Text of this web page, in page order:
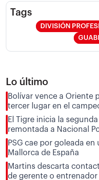
Tags
DIVISIÓN
Lo último
Bolívar vence a Oriente
tercer lugar en el
El Tigre inicia la
remontada a Nacional
PSG cae por goleada
Mallorca de España
Martins descarta
de gerente o entrenador